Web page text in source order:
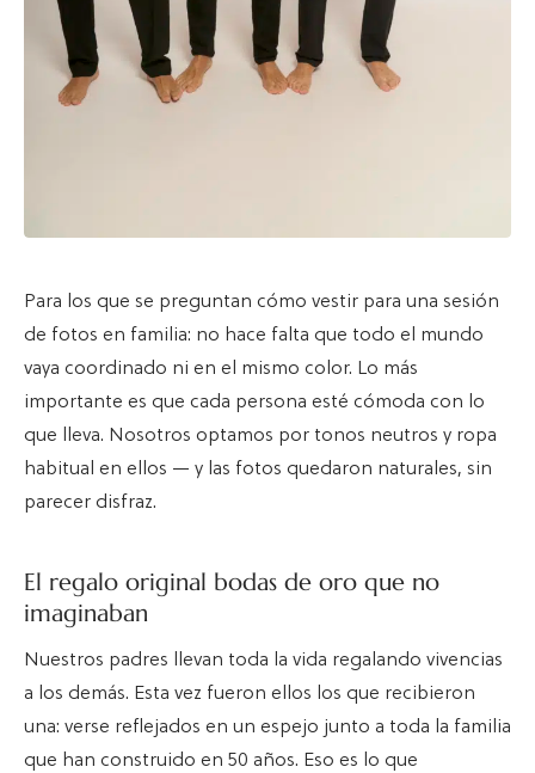
Para los que se preguntan cómo vestir para una sesión
de fotos en familia: no hace falta que todo el mundo
vaya coordinado ni en el mismo color. Lo más
importante es que cada persona esté cómoda con lo
que lleva. Nosotros optamos por tonos neutros y ropa
habitual en ellos — y las fotos quedaron naturales, sin
parecer disfraz.
El regalo original bodas de oro que no
imaginaban
Nuestros padres llevan toda la vida regalando vivencias
a los demás. Esta vez fueron ellos los que recibieron
una: verse reflejados en un espejo junto a toda la familia
que han construido en 50 años. Eso es lo que